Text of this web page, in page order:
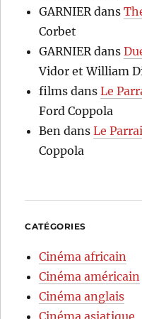
GARNIERdans
Corbet
GARNIERdans
Vidor et William
films dansLe
Ford Coppola
Ben dansLe
Coppola
CATÉGORIES
Cinéma africain
Cinéma américain
Cinéma anglais